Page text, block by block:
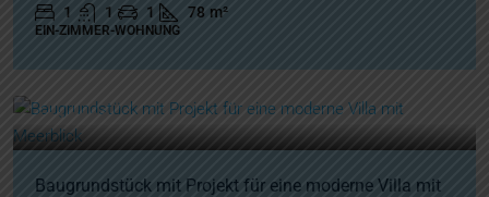
1 1 1 78 m²
EIN-ZIMMER-WOHNUNG
650.000€
Baugrundstück mit Projekt für eine moderne Villa mit